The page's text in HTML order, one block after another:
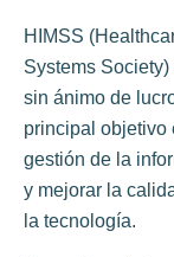
HIMSS
Systems
sin ánimo de
principal objetivo
gestión de la
y mejorar la
la tecnología.